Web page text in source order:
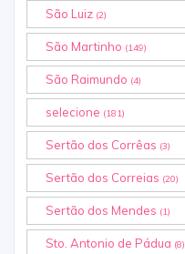
São Luiz (2)
São Martinho (149)
São Raimundo (4)
selecione (181)
Sertão dos Corrêas (3)
Sertão dos Correias (20)
Sertão dos Mendes (1)
Sto. Antonio de Pádua (8)